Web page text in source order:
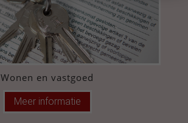
Wonen en vastgoed
Meer informatie